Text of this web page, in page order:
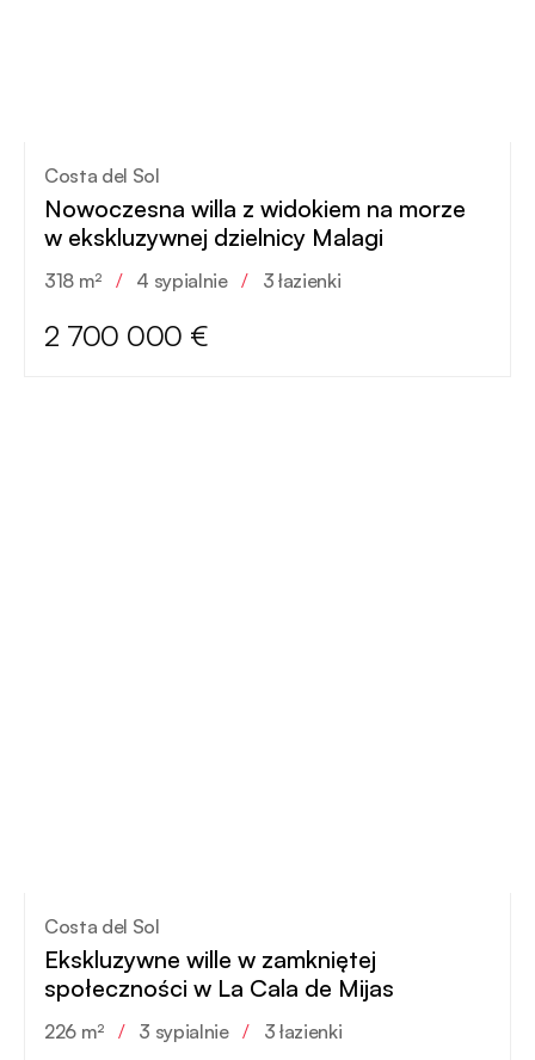
Costa del Sol
Nowoczesna willa z widokiem na morze
w ekskluzywnej dzielnicy Malagi
318 m² / 4 sypialnie / 3 łazienki
2 700 000 €
Costa del Sol
Ekskluzywne wille w zamkniętej
społeczności w La Cala de Mijas
226 m² / 3 sypialnie / 3 łazienki